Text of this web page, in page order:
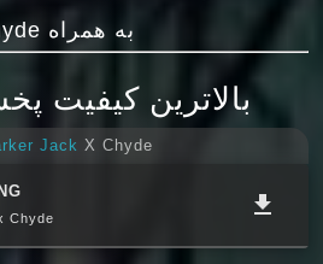
به همراه Chyde
بالاترین کیفیت
Jack X Chyde
Chyde file_download